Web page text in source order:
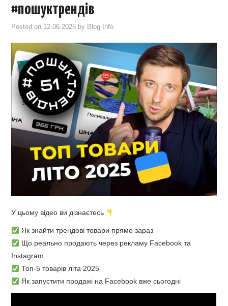
САЙТ БЕЗКОШТОВНО
CRM ДЛЯ ТОВАРКИ
#пошуктрендів
Posted on 12.06.2025 by Blog Info
У цьому відео ви дізнаєтесь
Як знайти трендові товари прямо зараз
Що реально продають через рекламу Facebook та
Instagram
Топ-5 товарів літа 2025
Як запустити продажі на Facebook вже сьогодні